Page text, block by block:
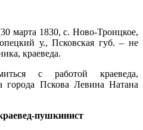
марта 1830, с. Ново-Троицкое,
у., Псковская губ. – не
краеведа.
с работой краеведа,
города Пскова Левина Натана
пушкинист